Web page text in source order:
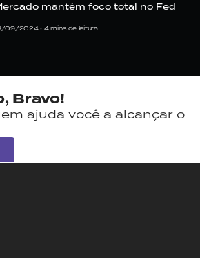
mantém foco total no Fed
09/2024 • 4 mins de leitura
Bravo!
ajuda você a alcançar o